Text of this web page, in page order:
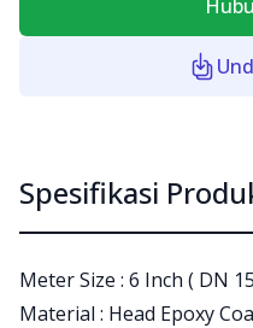
Spesifikasi
Meter Size : 6 Inch ( DN
Material : Head Epoxy